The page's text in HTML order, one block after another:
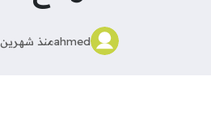
ahmedمنذ شهرين